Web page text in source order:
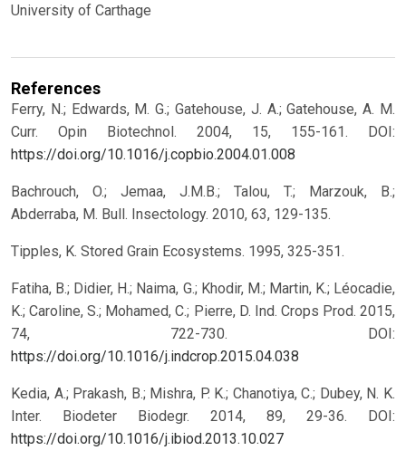
University of Carthage
References
Ferry, N.; Edwards, M. G.; Gatehouse, J. A.; Gatehouse, A. M.
Curr. Opin Biotechnol. 2004, 15, 155-161. DOI:
https://doi.org/10.1016/j.copbio.2004.01.008
Bachrouch, O.; Jemaa, J.M.B.; Talou, T.; Marzouk, B.;
Abderraba, M. Bull. Insectology. 2010, 63, 129-135.
Tipples, K. Stored Grain Ecosystems. 1995, 325-351.
Fatiha, B.; Didier, H.; Naima, G.; Khodir, M.; Martin, K.; Léocadie,
K.; Caroline, S.; Mohamed, C.; Pierre, D. Ind. Crops Prod. 2015,
74, 722-730. DOI:
https://doi.org/10.1016/j.indcrop.2015.04.038
Kedia, A.; Prakash, B.; Mishra, P. K.; Chanotiya, C.; Dubey, N. K.
Inter. Biodeter Biodegr. 2014, 89, 29-36. DOI:
https://doi.org/10.1016/j.ibiod.2013.10.027